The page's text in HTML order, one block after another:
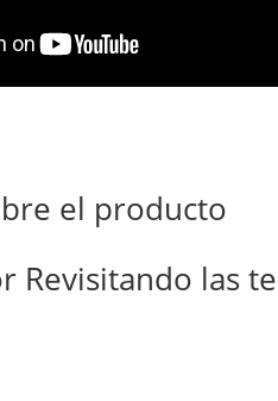
el producto
Revisitando las